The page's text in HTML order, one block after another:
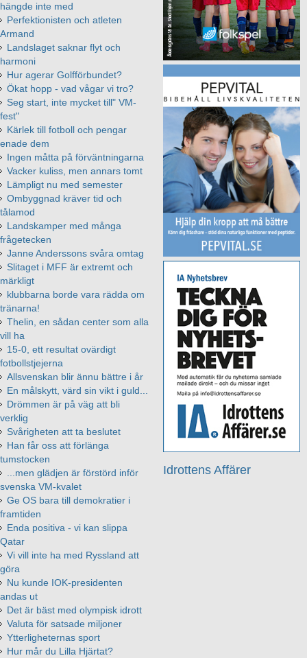
Idrottens Affärer
hängde inte med
Perfektionisten och atleten
Armand
Landslaget saknar flyt och
harmoni
Hur agerar Golfförbundet?
Ökat hopp - vad vågar vi tro?
Seg start, inte mycket till" VM-
fest"
Kärlek till fotboll och pengar
enade dem
Ingen måtta på förväntningarna
Vacker kuliss, men annars tomt
Lämpligt nu med semester
Ombyggnad kräver tid och
tålamod
Landskamper med många
frågetecken
Janne Anderssons svåra omtag
Slitaget i MFF är extremt och
märkligt
klubbarna borde vara rädda om
tränarna!
Thelin, en sådan center som alla
vill ha
15-0, ett resultat ovärdigt
fotbollstjejerna
Allsvenskan blir ännu bättre i år
En målskytt, värd sin vikt i guld...
Drömmen är på väg att bli
verklig
Svårigheten att ta beslutet
Han får oss att förlänga
tumstocken
...men glädjen är förstörd inför
svenska VM-kvalet
Ge OS bara till demokratier i
framtiden
Enda positiva - vi kan slippa
Qatar
Vi vill inte ha med Ryssland att
göra
Nu kunde IOK-presidenten
andas ut
Det är bäst med olympisk idrott
Valuta för satsade miljoner
Ytterligheternas sport
Hur mår du Lilla Hjärtat?